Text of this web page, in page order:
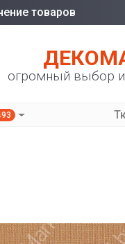
товаров
огромный выбор